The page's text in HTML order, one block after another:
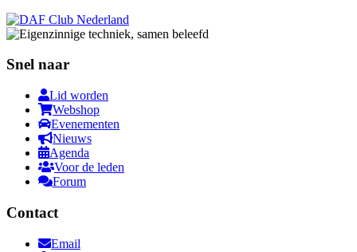
Snel naar
Lid worden
Webshop
Evenementen
Nieuws
Agenda
Voor de leden
Forum
Contact
Email